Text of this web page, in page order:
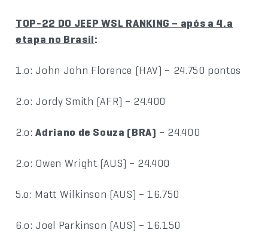
TOP-22 DO JEEP WSL RANKING – após a 4.a
etapa no Brasil:
1.o: John John Florence (HAV) – 24.750 pontos
2.o: Jordy Smith (AFR) – 24.400
2.o:Adriano de Souza (BRA) – 24.400
2.o: Owen Wright (AUS) – 24.400
5.o: Matt Wilkinson (AUS) – 16.750
6.o: Joel Parkinson (AUS) – 16.150